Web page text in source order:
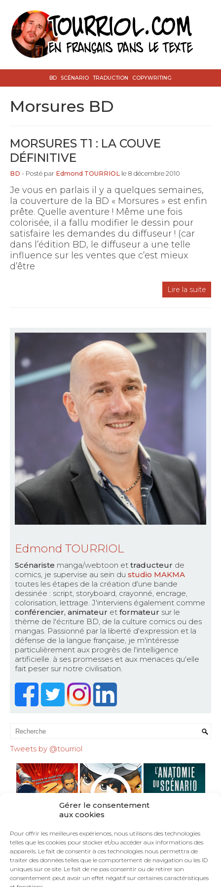
Gérer le consentement
aux cookies
Pour offrir les meilleures expériences, nous utilisons des technologies
telles que les cookies pour stocker et/ou accéder aux informations des
appareils. Le fait de consentir à ces technologies nous permettra de
traiter des données telles que le comportement de navigation ou les ID
uniques sur ce site. Le fait de ne pas consentir ou de retirer son
consentement peut avoir un effet négatif sur certaines caractéristiques
BD SCÉNARIO TRADUCTION COPYWRITING
Morsures BD
MORSURES T1 : LA COUVE
DÉFINITIVE
BD - Posté par Edmond TOURRIOL le 8 décembre 2010
Je vous en parlais il y a quelques semaines,
la couverture de la BD « Morsures » est enfin
prête. Quelle aventure ! Même une fois
colorisée, il a fallu modifier le dessin pour
satisfaire les demandes du diffuseur ! (car
dans l’édition BD, le diffuseur a une telle
influence sur les ventes que c’est mieux
d’être
Lire la suite
Edmond TOURRIOL
Scénariste manga/webtoon et traducteur de
comics, je supervise au sein du studio MAKMA
toutes les étapes de la création d'une bande
dessinée : script, storyboard, crayonné, encrage,
colorisation, lettrage. J'interviens également comme
conférencier, animateur et formateur sur le
thème de l'écriture BD, de la culture comics ou des
mangas. Passionné par la liberté d'expression et la
défense de la langue française, je m'intéresse
particulièrement aux progrès de l'intelligence
artificielle. à ses promesses et aux menaces qu'elle
fait peser sur notre civilisation.
Tweets by @tourriol